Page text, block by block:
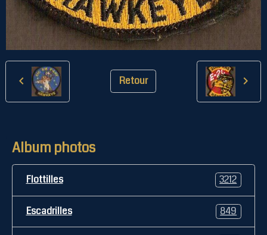
Retour
Album photos
Flottilles 3212
Escadrilles 849